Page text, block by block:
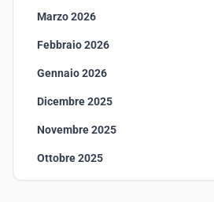
Marzo 2026
Febbraio 2026
Gennaio 2026
Dicembre 2025
Novembre 2025
Ottobre 2025